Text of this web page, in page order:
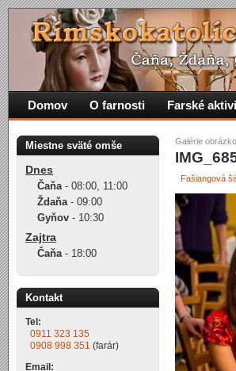
Galérie
Fašiangová
Domov O farnosti Farské
Miestne sväté omše
Dnes
Čaňa- 08:00, 11:00
Ždaňa- 09:00
Gyňov - 10:30
Zajtra
Čaňa- 18:00
Kontakt
Tel:
0911 323 135
0908 998 351 (farár)
Email: